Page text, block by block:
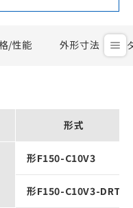
/性能 外形寸法
形式
形F150-C10V3
形F150-C10V3-DRT